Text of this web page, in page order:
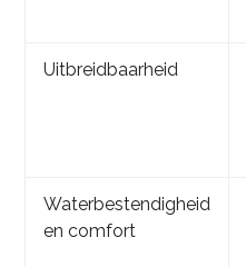
Uitbreidbaarheid
Waterbestendigheid
en comfort